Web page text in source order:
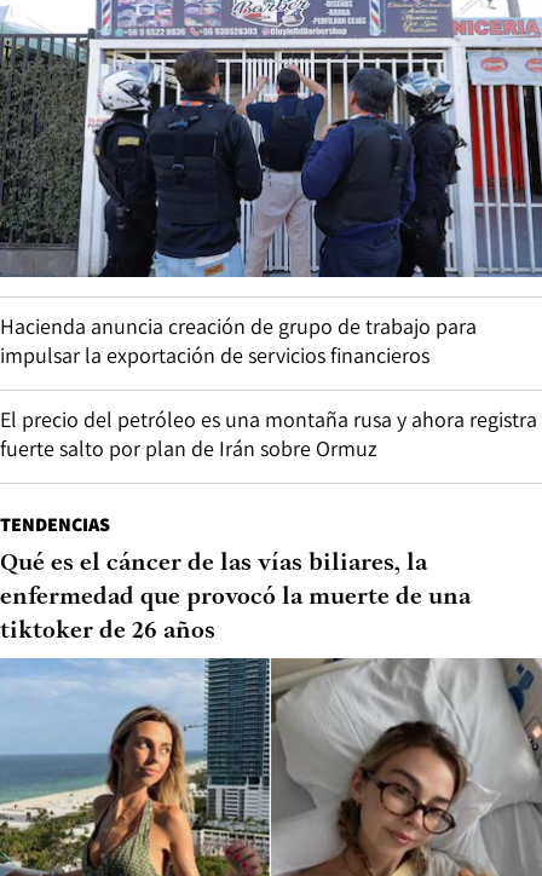
Hacienda anuncia creación de grupo de trabajo para
impulsar la exportación de servicios financieros
El precio del petróleo es una montaña rusa y ahora registra
fuerte salto por plan de Irán sobre Ormuz
TENDENCIAS
Qué es el cáncer de las vías biliares, la
enfermedad que provocó la muerte de una
tiktoker de 26 años